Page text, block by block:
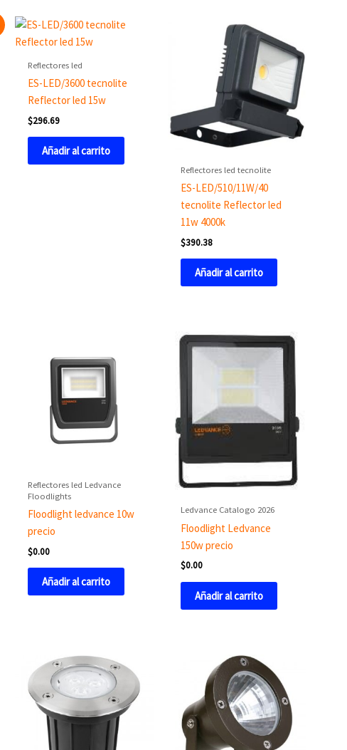
Reflectores led
ES-LED/3600 tecnolite
Reflector led 15w
$296.69
Añadir al carrito
Reflectores led tecnolite
ES-LED/510/11W/40
tecnolite Reflector led
11w 4000k
$390.38
Añadir al carrito
Reflectores led Ledvance
Floodlights
Floodlight ledvance 10w
precio
$0.00
Añadir al carrito
Ledvance Catalogo 2026
Floodlight Ledvance
150w precio
$0.00
Añadir al carrito